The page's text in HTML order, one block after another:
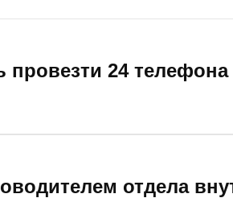
24
отдела